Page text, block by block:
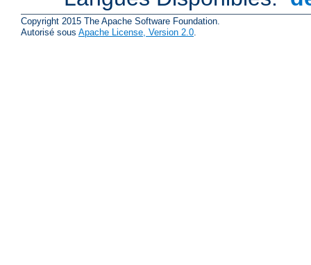
Copyright 2015 The Apache Software Foundation.
Autorisé sous Apache License, Version 2.0.